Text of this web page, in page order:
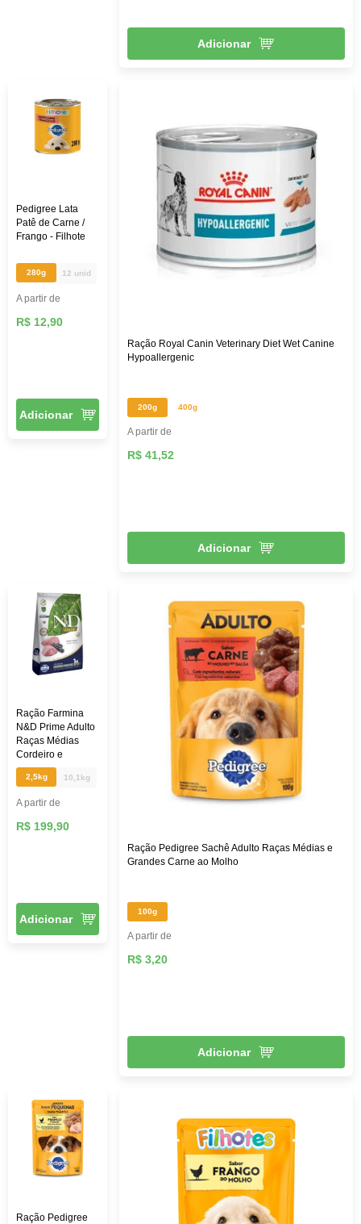
Adicionar
Pedigree Lata
Patê de Carne /
Frango - Filhote
280g 12 unid
A partir de
R$ 12,90
Adicionar
Ração Royal Canin Veterinary Diet Wet Canine
Hypoallergenic
200g 400g
A partir de
R$ 41,52
Adicionar
Ração Farmina
N&D Prime Adulto
Raças Médias
Cordeiro e
Blueberry
2,5kg 10,1kg
A partir de
R$ 199,90
Adicionar
Ração Pedigree Sachê Adulto Raças Médias e
Grandes Carne ao Molho
100g
A partir de
R$ 3,20
Adicionar
Ração Pedigree